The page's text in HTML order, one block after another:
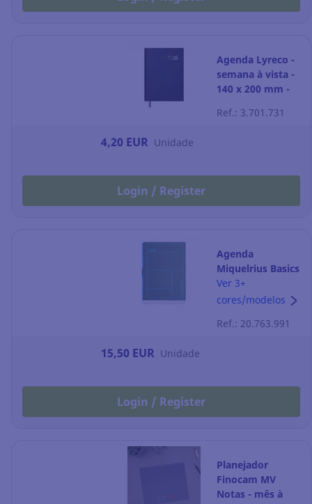
Agenda Lyreco -
semana à vista -
140 x 200 mm -
Ref.: 3.701.731
4,20 EUR Unidade
Login / Register
Agenda
Miquelrius Basics
- dia por página -
155 x 213 mm -
Ver 3+
cores/modelos
Ref.: 20.763.991
15,50 EUR Unidade
Login / Register
Planejador
Finocam MV
Notas - mês à